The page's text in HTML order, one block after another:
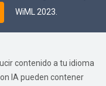
WiML 2023.
contenido a tu idioma
IA pueden contener